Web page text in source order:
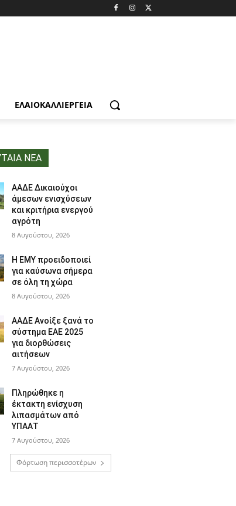
ΕΛΑΙΟΚΑΛΛΙΈΡΓΕΙΑ
ΝΕΑ
ΑΑΔΕ Δικαιούχοι
άμεσων ενισχύσεων
και κριτήρια ενεργού
αγρότη
8 Αυγούστου, 2026
Η ΕΜΥ προειδοποιεί
για καύσωνα σήμερα
σε όλη τη χώρα
8 Αυγούστου, 2026
ΑΑΔΕ Ανοίξε ξανά το
σύστημα ΕΑΕ 2025
για διορθώσεις
αιτήσεων
7 Αυγούστου, 2026
Πληρώθηκε η
έκτακτη ενίσχυση
λιπασμάτων από
ΥΠΑΑΤ
7 Αυγούστου, 2026
Φόρτωση περισσοτέρων